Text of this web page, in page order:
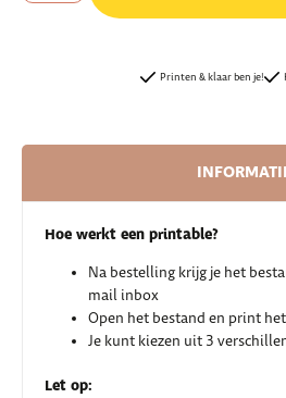
Printen & klaar ben je!
Hoe werkt een printable?
Na bestelling krijg je het
mail inbox
Open het bestand en print
Je kunt kiezen uit 3
Let op: